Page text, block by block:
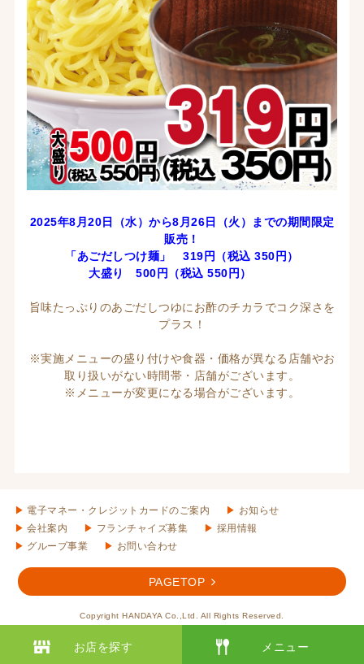
2025年8月20日（水）から8月26日（火）までの期間限定
販売！
「あごだしつけ麺 」 319 円（税込 350 円）
大盛り 500円（税込 550円）
旨味たっぷりのあごだしつゆにお酢のチカラでコク深さを
プラス！
※実施メニューの盛り付けや食器・価格が異なる店舗やお
取り扱いがない時間帯・店舗がございます。
※メニューが変更になる場合がございます。
電子マネー・クレジットカードのご案内
お知らせ
会社案内
フランチャイズ募集
採用情報
グループ事業
お問い合わせ
PAGETOP
Copyright HANDAYA Co.,Ltd. All Rights Reserved.
お店を探す メニュー